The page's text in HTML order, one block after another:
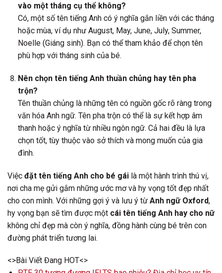
vào một tháng cụ thể không?
Có, một số tên tiếng Anh có ý nghĩa gắn liền với các tháng
hoặc mùa, ví dụ như August, May, June, July, Summer,
Noelle (Giáng sinh). Bạn có thể tham khảo để chọn tên
phù hợp với tháng sinh của bé.
Nên chọn tên tiếng Anh thuần chủng hay tên pha
trộn?
Tên thuần chủng là những tên có nguồn gốc rõ ràng trong
văn hóa Anh ngữ. Tên pha trộn có thể là sự kết hợp âm
thanh hoặc ý nghĩa từ nhiều ngôn ngữ. Cả hai đều là lựa
chọn tốt, tùy thuộc vào sở thích và mong muốn của gia
đình.
Việc đặt tên tiếng Anh cho bé gái là một hành trình thú vị,
nơi cha mẹ gửi gắm những ước mơ và hy vọng tốt đẹp nhất
cho con mình. Với những gợi ý và lưu ý từ Anh ngữ Oxford,
hy vọng bạn sẽ tìm được một cái tên tiếng Anh hay cho nữ
không chỉ đẹp mà còn ý nghĩa, đồng hành cùng bé trên con
đường phát triển tương lai.
<>Bài Viết Đang HOT<>